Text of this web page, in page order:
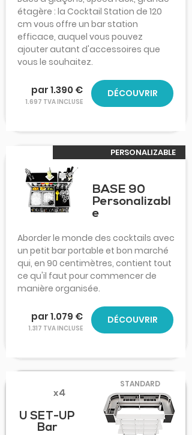
étagère : la Cocktail Station de 120
cm vous offre un bar station
efficace, auquel vous pouvez
ajouter autant d'accessoires que
vous le souhaitez.
par 1.390 €
1.697 TVA INCLUSE
DÉCOUVRIR
PERSONALIZABLE
BASE 90
Personalizabl
e
Aborder le monde des cocktails avec
un petit bar portable et bon marché
qui, en 90 centimètres, contient tout
ce qu'il faut pour commencer de
manière organisée.
par 1.079 €
1.317 TVA INCLUSE
DÉCOUVRIR
x4
U SET-UP
Bar
STANDARD